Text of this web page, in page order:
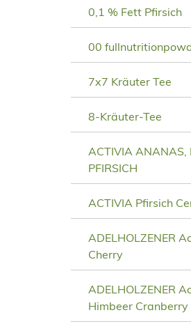
0,1 % Fett Pfirsich
00
7x7 Kräuter Tee
8-Kräuter-Tee
ACTIVIA ANANAS,
PFIRSICH
ACTIVIA Pfirsich
ADELHOLZENER
Cherry
ADELHOLZENER
Himbeer Cranberry